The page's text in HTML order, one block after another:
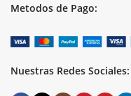
Metodos de Pago:
Nuestras Redes Sociales: